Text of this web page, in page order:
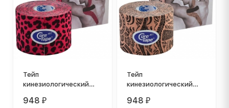
Тейп
кинезиологический
5 см x 5 м, арт. 163210,
948₽
Тейп
кинезиологический
см x 5 м, арт. 162732,
948₽